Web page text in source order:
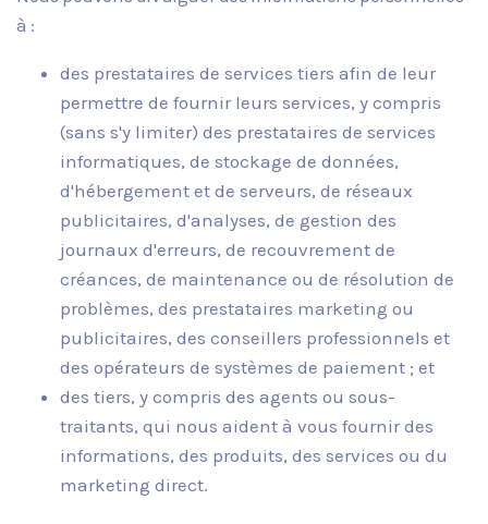
à :
des prestataires de services tiers afin de leur
permettre de fournir leurs services, y compris
(sans s'y limiter) des prestataires de services
informatiques, de stockage de données,
d'hébergement et de serveurs, de réseaux
publicitaires, d'analyses, de gestion des
journaux d'erreurs, de recouvrement de
créances, de maintenance ou de résolution de
problèmes, des prestataires marketing ou
publicitaires, des conseillers professionnels et
des opérateurs de systèmes de paiement ; et
des tiers, y compris des agents ou sous-
traitants, qui nous aident à vous fournir des
informations, des produits, des services ou du
marketing direct.